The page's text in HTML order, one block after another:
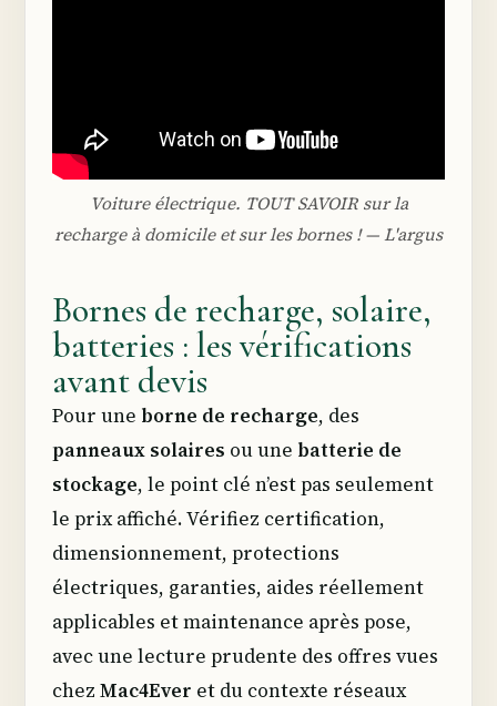
Voiture électrique. TOUT SAVOIR sur la
recharge à domicile et sur les bornes ! — L'argus
Bornes de recharge, solaire,
batteries : les vérifications
avant devis
Pour une borne de recharge, des
panneaux solaires ou une batterie de
stockage, le point clé n’est pas seulement
le prix affiché. Vérifiez certification,
dimensionnement, protections
électriques, garanties, aides réellement
applicables et maintenance après pose,
avec une lecture prudente des offres vues
chez Mac4Ever et du contexte réseaux